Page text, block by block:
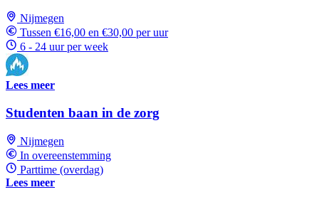
Nijmegen
Tussen €16,00 en €30,00 per uur
6 - 24 uur per week
Lees meer
Studenten baan in de zorg
Nijmegen
In overeenstemming
Parttime (overdag)
Lees meer